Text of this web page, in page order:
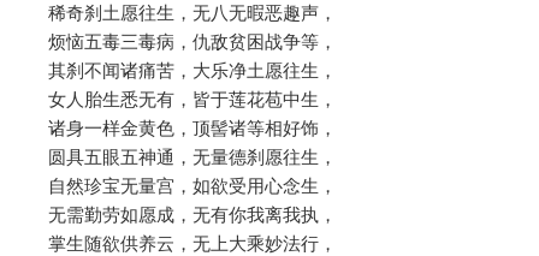
稀奇刹土愿往生，无八无暇恶趣声，
烦恼五毒三毒病，仇敌贫困战争等，
其刹不闻诸痛苦，大乐净土愿往生，
女人胎生悉无有，皆于莲花苞中生，
诸身一样金黄色，顶髻诸等相好饰，
圆具五眼五神通，无量德刹愿往生，
自然珍宝无量宫，如欲受用心念生，
无需勤劳如愿成，无有你我离我执，
掌生随欲供养云，无上大乘妙法行，